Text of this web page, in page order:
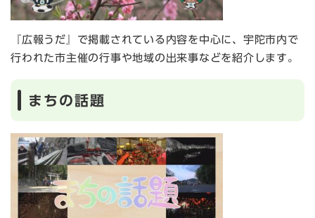
『広報うだ』で掲載されている内容を中心に、宇陀市内で
行われた市主催の行事や地域の出来事などを紹介します。
まちの話題